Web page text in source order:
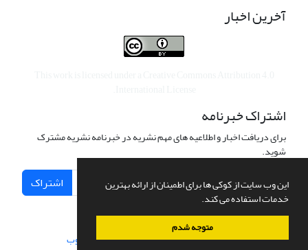
این وب سایت از کوکی ها برای اطمینان از ارائه بهترین
خدمات استفاده می کند.
متوجه شدم
آخرین اخبار
اشتراک خبرنامه
برای دریافت اخبار و اطلاعیه های مهم نشریه در خبرنامه نشریه مشترک
شوید.
اشتراک
سامانه مدیریت نشریات علمی.طراحی و پیاده سازی از سیناوب